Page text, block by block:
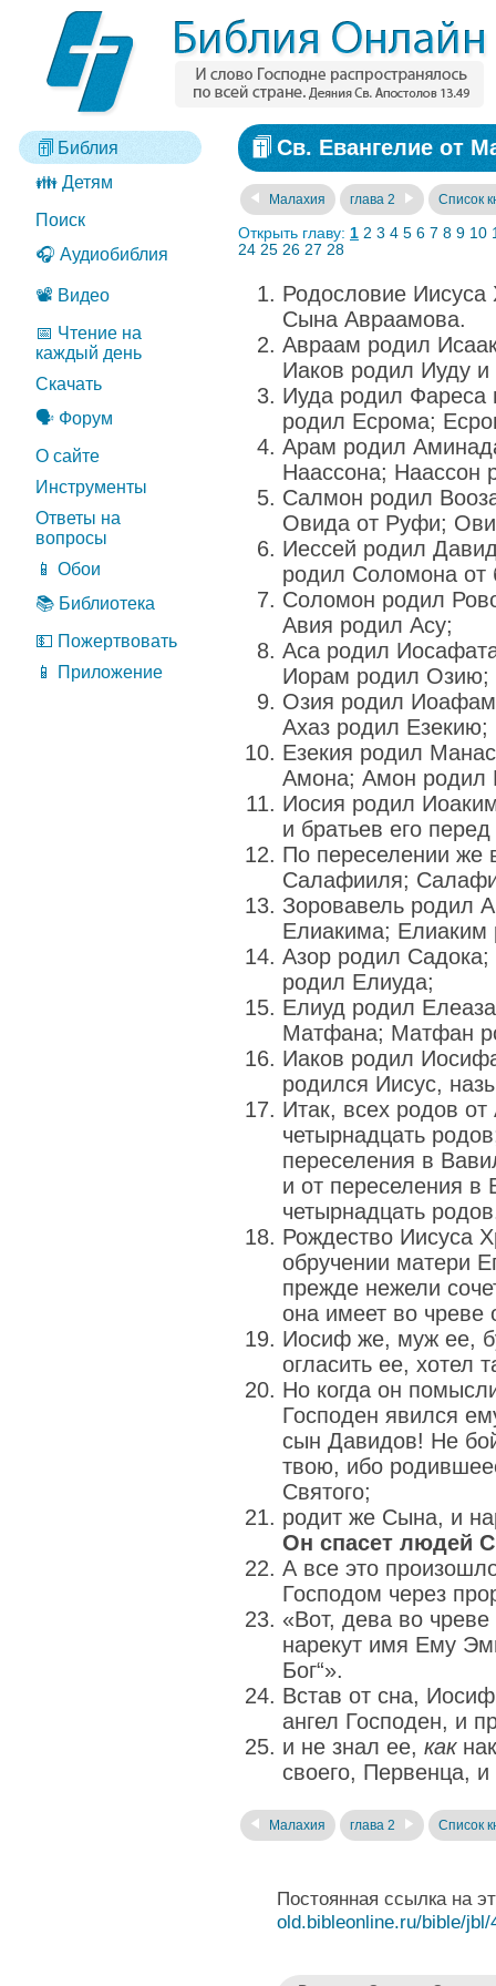
Библия
👪 Детям
Поиск
🎧 Аудиобиблия
📽️ Видео
📅 Чтение на
каждый день
Скачать
🗣️ Форум
О сайте
Инструменты
Ответы на
вопросы
📱 Обои
📚 Библиотека
💵 Пожертвовать
📱 Приложение
Св. Евангелие от
Малахия глава 2 Список
Открыть главу: 1 2 3 4 5 6 7 8 9 10
24 25 26 27 28
Родословие
Сына Авраамова.
Авраам родил
Иаков родил Иуду и
Иуда родил Фареса
родил Есрома;
Арам родил
Наассона; Наассон
Салмон родил
Овида от Руфи;
Иессей родил
родил Соломона от
Соломон родил
Авия родил Асу;
Аса родил
Иорам родил Озию;
Озия родил
Ахаз родил Езекию;
Езекия родил
Амона; Амон родил
Иосия родил
и братьев его
По переселении же
Салафииля;
Зоровавель родил
Елиакима; Елиаким
Азор родил
родил Елиуда;
Елиуд родил
Матфана; Матфан
Иаков родил
родился Иисус,
Итак, всех родов
четырнадцать
переселения в
и от переселения в
четырнадцать
Рождество Иисуса
обручении матери
прежде нежели
она имеет во чреве
Иосиф же, муж ее,
огласить ее, хотел
Но когда он
Господен явился
сын Давидов! Не
твою, ибо
Святого;
родит же Сына, и
Он спасет людей
А все это
Господом через
«Вот, дева во
нарекут имя Ему
Бог“».
Встав от сна,
ангел Господен, и
и не знал ее, как
своего, Первенца,
Малахия глава 2 Список
Постоянная ссылка на
old.bibleonline.ru/bible/jbl/